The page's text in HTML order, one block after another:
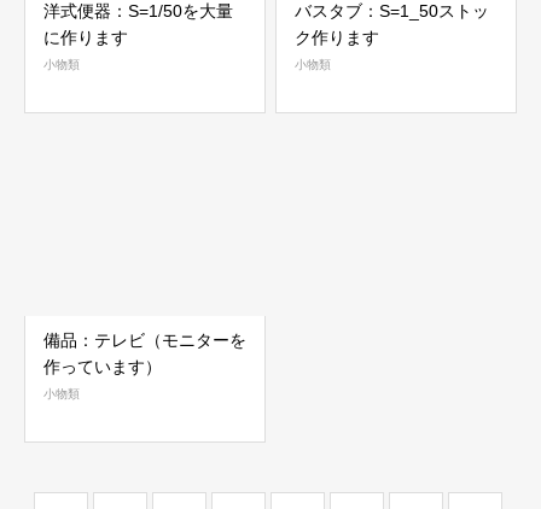
洋式便器：S=1/50を大量
に作ります
小物類
バスタブ：S=1_50ストッ
ク作ります
小物類
備品：テレビ（モニターを
作っています）
小物類